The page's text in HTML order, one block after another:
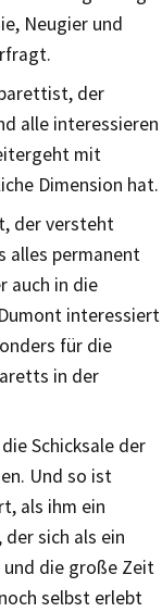
Neugier und
der
alle interessieren
mit
Dimension hat.
der versteht
alles permanent
auch in die
interessiert
für die
in der
Schicksale der
Und so ist
als ihm ein
sich als ein
die große Zeit
selbst erlebt